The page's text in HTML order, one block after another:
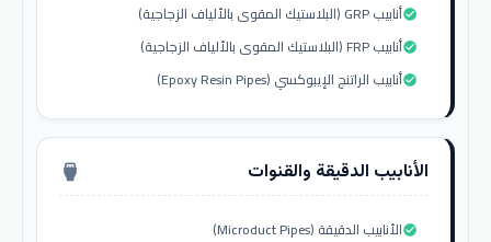
أنابيب GRP (البلاستيك المقوى بالألياف الزجاجية)check_circle
أنابيب FRP (البلاستيك المقوى بالألياف الزجاجية)check_circle
أنابيب الراتنج الإيبوكسي (Epoxy Resin Pipes)check_circle
الأنابيب الدقيقة والقنوات settings_input_hdmi
الأنابيب الدقيقة (Microduct Pipes)check_circle